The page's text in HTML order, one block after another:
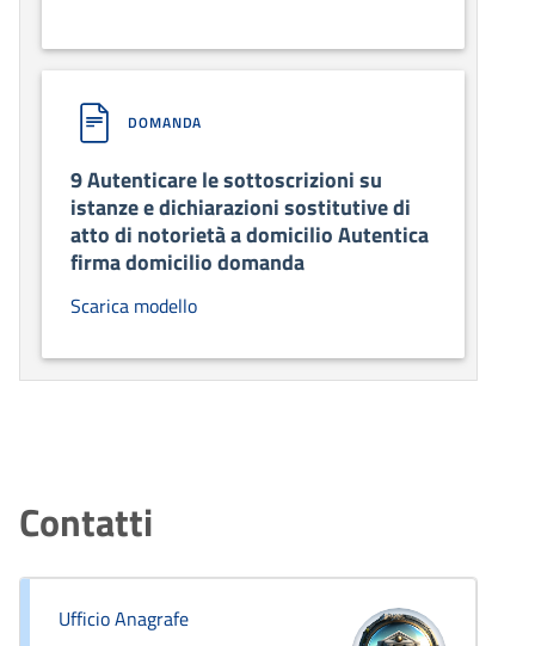
DOMANDA
9 Autenticare le sottoscrizioni su
istanze e dichiarazioni sostitutive di
atto di notorietà a domicilio Autentica
firma domicilio domanda
Scarica modello
Contatti
Ufficio Anagrafe